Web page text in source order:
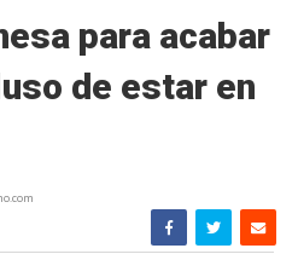
para acabar
de estar en